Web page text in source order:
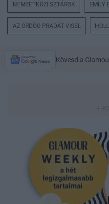
NEMZETKÖZI SZTÁROK EMILY
AZ ÖRDÖG PRADÁT VISEL
Kövesd a